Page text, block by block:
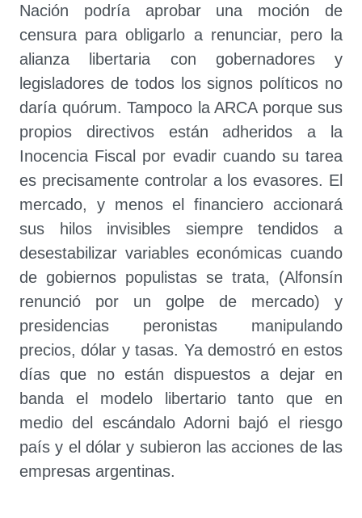
Nación podría aprobar una moción de
censura para obligarlo a renunciar, pero la
alianza libertaria con gobernadores y
legisladores de todos los signos políticos no
daría quórum. Tampoco la ARCA porque sus
propios directivos están adheridos a la
Inocencia Fiscal por evadir cuando su tarea
es precisamente controlar a los evasores. El
mercado, y menos el financiero accionará
sus hilos invisibles siempre tendidos a
desestabilizar variables económicas cuando
de gobiernos populistas se trata, (Alfonsín
renunció por un golpe de mercado) y
presidencias peronistas manipulando
precios, dólar y tasas. Ya demostró en estos
días que no están dispuestos a dejar en
banda el modelo libertario tanto que en
medio del escándalo Adorni bajó el riesgo
país y el dólar y subieron las acciones de las
empresas argentinas.